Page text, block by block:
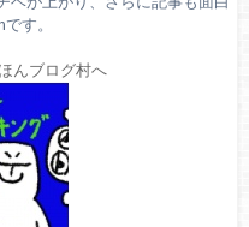
す。